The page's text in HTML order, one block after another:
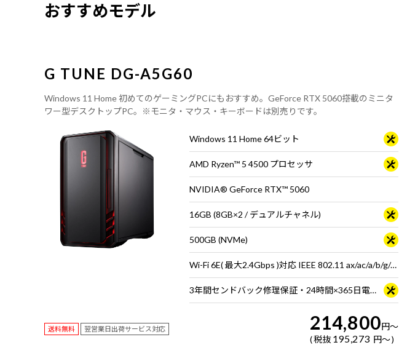
おすすめモデル
G TUNE DG-A5G60
Windows 11 Home 初めてのゲーミングPCにもおすすめ。GeForce RTX 5060搭載のミニタ
ワー型デスクトップPC。※モニタ・マウス・キーボードは別売りです。
Windows 11 Home 64ビット
AMD Ryzen™ 5 4500 プロセッサ
NVIDIA® GeForce RTX™ 5060
16GB (8GB×2 / デュアルチャネル)
500GB (NVMe)
Wi-Fi 6E( 最大2.4Gbps )対応 IEEE 802.11 ax/ac/a/b/g/n準拠 ＋ Bluetooth 5内蔵
3年間センドバック修理保証・24時間×365日電話サポート
送料無料 翌営業日出荷サービス対応 214,800円～
税抜 195,273 円～